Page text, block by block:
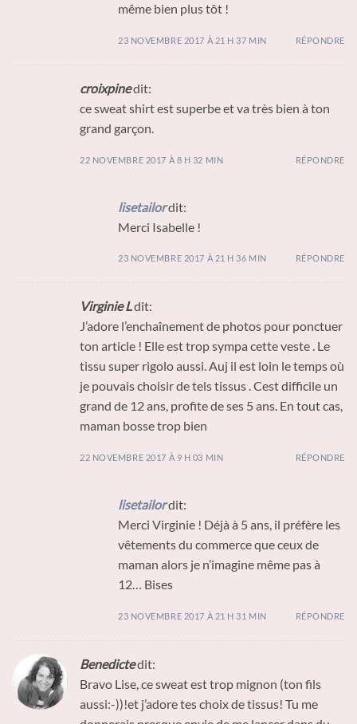
même bien plus tôt !
23 NOVEMBRE 2017 À 21 H 37 MIN RÉPONDRE
croixpinedit:
ce sweat shirt est superbe et va très bien à ton
grand garçon.
22 NOVEMBRE 2017 À 8 H 32 MIN RÉPONDRE
lisetailordit:
Merci Isabelle !
23 NOVEMBRE 2017 À 21 H 36 MIN RÉPONDRE
Virginie Ldit:
J’adore l’enchaînement de photos pour ponctuer
ton article ! Elle est trop sympa cette veste . Le
tissu super rigolo aussi. Auj il est loin le temps où
je pouvais choisir de tels tissus . Cest difficile un
grand de 12 ans, profite de ses 5 ans. En tout cas,
maman bosse trop bien
22 NOVEMBRE 2017 À 9 H 03 MIN RÉPONDRE
lisetailordit:
Merci Virginie ! Déjà à 5 ans, il préfère les
vêtements du commerce que ceux de
maman alors je n’imagine même pas à
12… Bises
23 NOVEMBRE 2017 À 21 H 31 MIN RÉPONDRE
Benedictedit:
Bravo Lise, ce sweat est trop mignon (ton fils
aussi:-))!et j’adore tes choix de tissus! Tu me